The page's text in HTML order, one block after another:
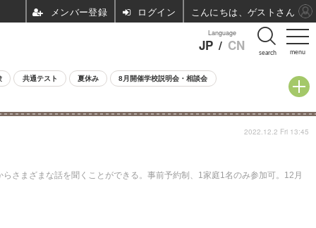
menu
Language
JP / CN search
共通テスト 夏休み 8月開催学校説明会・相談会
さまざまな話を聞くことができる。事前予約制、1家庭1名のみ参加可。12月
2022.12.2 Fri 13:45
ログイン こんにちは、ゲストさん